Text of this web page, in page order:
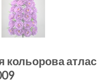
кольорова атлас